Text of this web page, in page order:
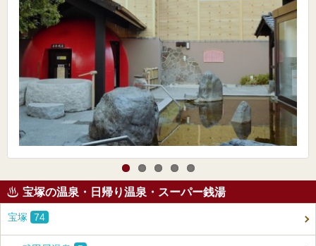
宝塚の温泉・日帰り温泉・スーパー銭湯
宝塚 74